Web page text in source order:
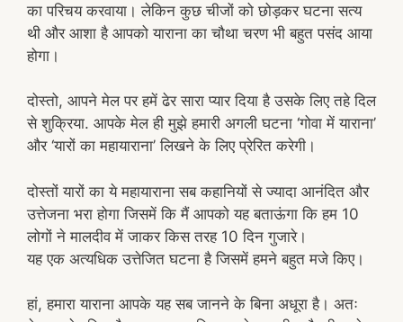
का परिचय करवाया। लेकिन कुछ चीजों को छोड़कर घटना सत्य
थी और आशा है आपको याराना का चौथा चरण भी बहुत पसंद आया
होगा।
दोस्तो, आपने मेल पर हमें ढेर सारा प्यार दिया है उसके लिए तहे दिल
से शुक्रिया. आपके मेल ही मुझे हमारी अगली घटना ‘गोवा में याराना’
और ‘यारों का महायाराना’ लिखने के लिए प्रेरित करेगी।
दोस्तों यारों का ये महायाराना सब कहानियों से ज्यादा आनंदित और
उत्तेजना भरा होगा जिसमें कि मैं आपको यह बताऊंगा कि हम 10
लोगों ने मालदीव में जाकर किस तरह 10 दिन गुजारे।
यह एक अत्यधिक उत्तेजित घटना है जिसमें हमने बहुत मजे किए।
हां, हमारा याराना आपके यह सब जानने के बिना अधूरा है। अतः